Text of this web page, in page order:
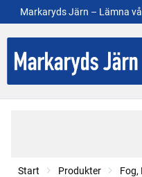
Markaryds Järn – Lämna
Start Produkter Fog,